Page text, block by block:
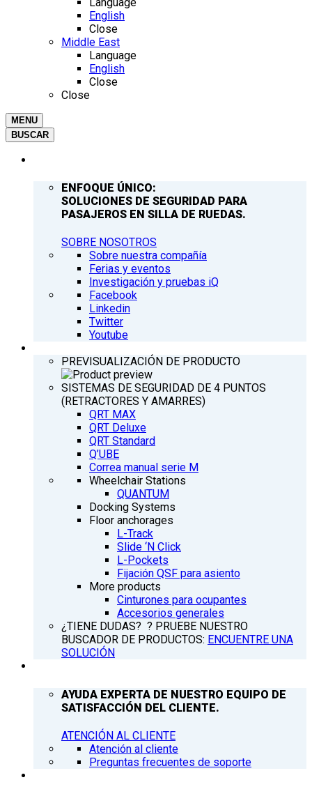
English
Close
Middle East
Language
English
Close
Close
MENU
BUSCAR
ENFOQUE ÚNICO:
SOLUCIONES DE SEGURIDAD PARA
PASAJEROS EN SILLA DE RUEDAS.
SOBRE NOSOTROS
Sobre nuestra compañía
Ferias y eventos
Investigación y pruebas iQ
Facebook
Linkedin
Twitter
Youtube
PREVISUALIZACIÓN DE PRODUCTO
SISTEMAS DE SEGURIDAD DE 4 PUNTOS
(RETRACTORES Y AMARRES)
QRT MAX
QRT Deluxe
QRT Standard
Q’UBE
Correa manual serie M
Wheelchair Stations
QUANTUM
Docking Systems
Floor anchorages
L-Track
Slide ‘N Click
L-Pockets
Fijación QSF para asiento
More products
Cinturones para ocupantes
Accesorios generales
¿TIENE DUDAS? ? PRUEBE NUESTRO
BUSCADOR DE PRODUCTOS: ENCUENTRE UNA
SOLUCIÓN
AYUDA EXPERTA DE NUESTRO EQUIPO DE
SATISFACCIÓN DEL CLIENTE.
ATENCIÓN AL CLIENTE
Atención al cliente
Preguntas frecuentes de soporte